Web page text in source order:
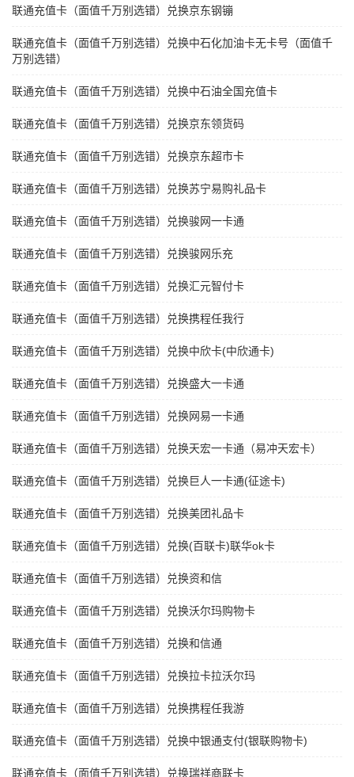
联通充值卡（面值千万别选错）兑换京东钢镚
联通充值卡（面值千万别选错）兑换中石化加油卡无卡号（面值千
万别选错）
联通充值卡（面值千万别选错）兑换中石油全国充值卡
联通充值卡（面值千万别选错）兑换京东领货码
联通充值卡（面值千万别选错）兑换京东超市卡
联通充值卡（面值千万别选错）兑换苏宁易购礼品卡
联通充值卡（面值千万别选错）兑换骏网一卡通
联通充值卡（面值千万别选错）兑换骏网乐充
联通充值卡（面值千万别选错）兑换汇元智付卡
联通充值卡（面值千万别选错）兑换携程任我行
联通充值卡（面值千万别选错）兑换中欣卡(中欣通卡)
联通充值卡（面值千万别选错）兑换盛大一卡通
联通充值卡（面值千万别选错）兑换网易一卡通
联通充值卡（面值千万别选错）兑换天宏一卡通（易冲天宏卡）
联通充值卡（面值千万别选错）兑换巨人一卡通(征途卡)
联通充值卡（面值千万别选错）兑换美团礼品卡
联通充值卡（面值千万别选错）兑换(百联卡)联华ok卡
联通充值卡（面值千万别选错）兑换资和信
联通充值卡（面值千万别选错）兑换沃尔玛购物卡
联通充值卡（面值千万别选错）兑换和信通
联通充值卡（面值千万别选错）兑换拉卡拉沃尔玛
联通充值卡（面值千万别选错）兑换携程任我游
联通充值卡（面值千万别选错）兑换中银通支付(银联购物卡)
联通充值卡（面值千万别选错）兑换瑞祥商联卡